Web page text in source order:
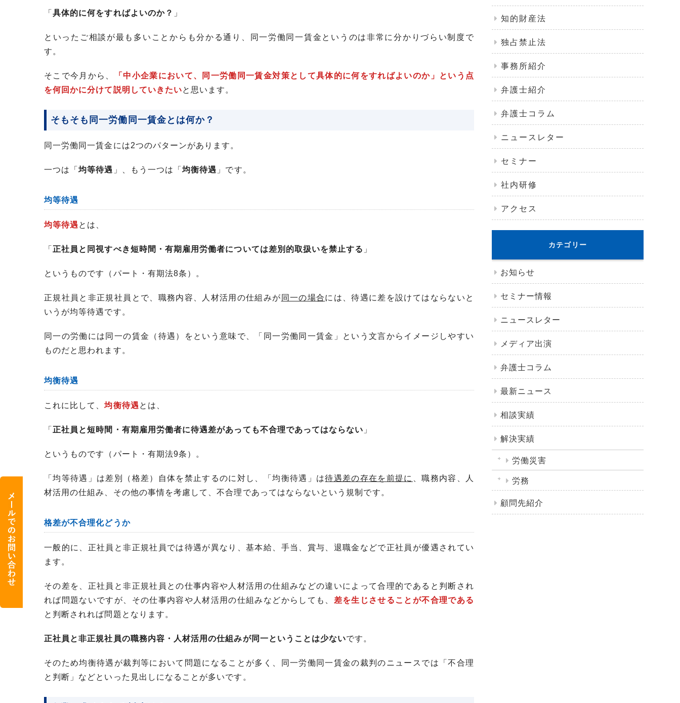
「具体的に何をすればよいのか？ 」
といったご相談が最も多いことからも分かる通り、同一労働同一賃金というのは非常に分かりづらい制度で
す。
そこで今月から、
「中小企業において、同一労働同一賃金対策として具体的に何をすればよいのか」という点
を何回かに分けて説明していきたいと思います。
そもそも同一労働同一賃金とは何か？
同一労働同一賃金には2つのパターンがあります。
一つは「均等待遇 」、もう一つは「均衡待遇 」です。
均等待遇
均等待遇 とは、
「 正社員と同視すべき短時間・有期雇用労働者については差別的取扱いを禁止する 」
というものです（パート・有期法8条）。
正規社員と非正規社員とで、職務内容、人材活用の仕組みが 同一の場合には、待遇に差を設けてはならないと
いうが均等待遇です。
同一の労働には同一の賃金（待遇）をという意味で、「同一労働同一賃金」という文言からイメージしやすい
ものだと思われます。
均衡待遇
これに比して、均衡待遇 とは、
「 正社員と短時間・有期雇用労働者に待遇差があっても不合理であってはならない 」
というものです（パート・有期法9条）。
「均等待遇」は差別（格差）自体を禁止するのに対し、「均衡待遇」は待遇差の存在を前提に
、職務内容、人
材活用の仕組み、その他の事情を考慮して、不合理であってはならないという規制です。
格差が不合理化どうか
一般的に、正社員と非正規社員では待遇が異なり、基本給、手当、賞与、退職金などで正社員が優遇されてい
ます。
その差を、正社員と非正規社員との仕事内容や人材活用の仕組みなどの違いによって合理的であると判断され
れば問題ないですが、その仕事内容や人材活用の仕組みなどからしても、 差を生じさせることが不合理である
と判断されれば問題となります。
正社員と非正規社員の職務内容・人材活用の仕組みが同一ということは少ないです。
そのため均衡待遇が裁判等において問題になることが多く、同一労働同一賃金の裁判のニュースでは「不合理
と判断」などといった見出しになることが多いです。
知的財産法
独占禁止法
事務所紹介
弁護士紹介
弁護士コラム
ニュースレター
セミナー
社内研修
アクセス
カテゴリー
お知らせ
セミナー情報
ニュースレター
メディア出演
弁護士コラム
最新ニュース
相談実績
解決実績
労働災害
労務
顧問先紹介